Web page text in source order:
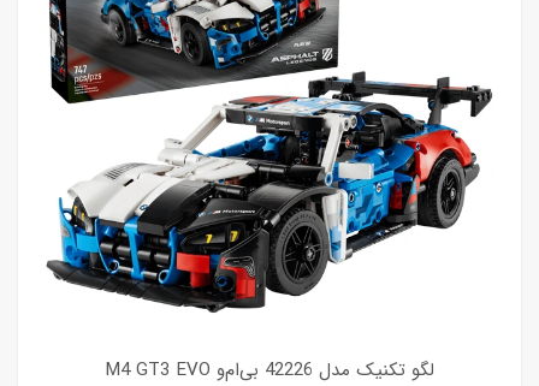
لگو تکنیک مدل 42226 بی‌ام‌و M4 GT3 EVO